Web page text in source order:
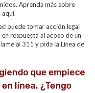
Aprenda más sobre
aquí.
puede tomar acción legal
respuesta al acoso de un
al 311 y pida la Línea de
que empiece
línea. ¿Tengo